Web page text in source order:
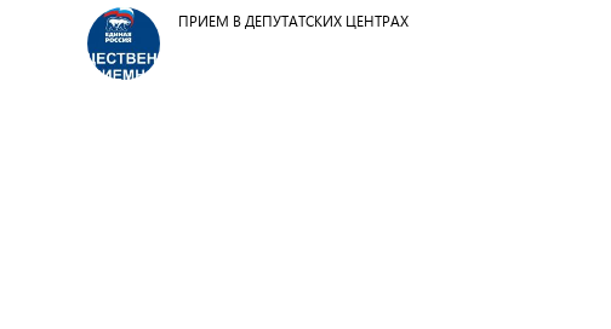
ПРИЕМ В ДЕПУТАТСКИХ ЦЕНТРАХ